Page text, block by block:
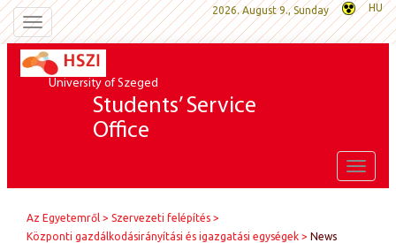
Toggle
navigation
2026. August 9., Sunday HU
University of Szeged
Students’ Service
Office
Toggle
Az Egyetemről
Szervezeti felépítés
Központi gazdálkodásirányítási és igazgatási egységek
News